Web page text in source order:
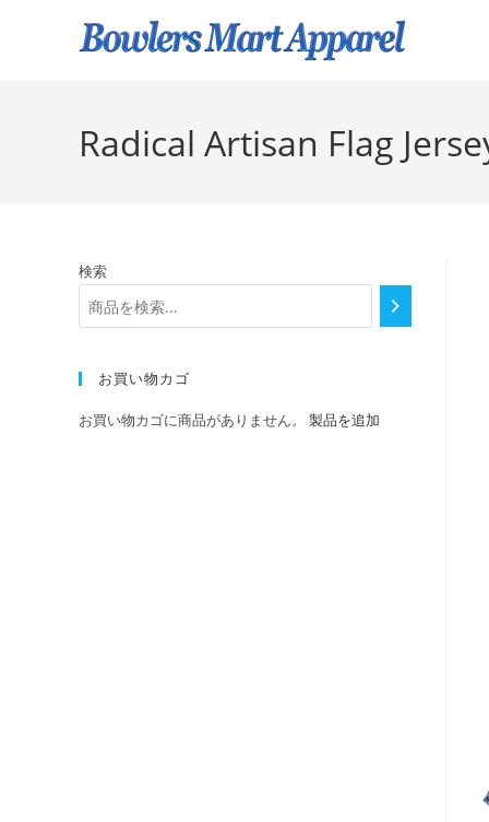
Radical Artisan Flag
検索
お買い物カゴ
お買い物カゴに商品がありません。 製品を追加